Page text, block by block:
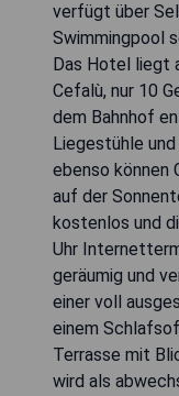
verfügt über
Swimmingpool
Das Hotel liegt
Cefalù, nur 10
dem Bahnhof
Liegestühle
ebenso können
auf der
kostenlos und
Uhr
geräumig und
einer voll
einem
Terrasse mit
wird als